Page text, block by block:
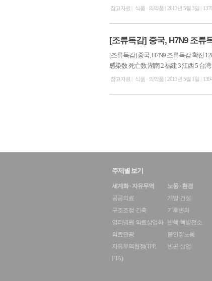
참고자료 식품 · 의약품 2013년 5월 3일
[조류독감] 중국, H7N9 조류
[조류독감] 중국, H7N9 조류독감 확진
感染数 死亡数 湖南 2 福建 3 江西 5 台湾
참고자료 식품 · 의약품 2013년 5월 1일
주제별 보기
세계화 · 자유무역
공공의료
구조조정·긴축
영리병원·의료상업화
의료관광
자유무역협정(TPP,
FTA)
노동 · 환경
개발·건설
기후변화
반핵·핵발전소
불안정노동
빈곤·실업